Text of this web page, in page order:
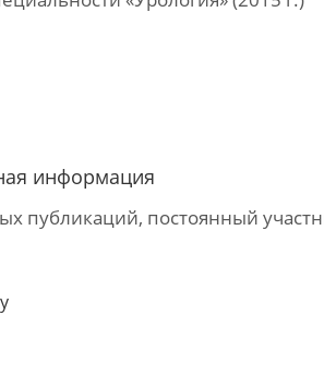
информация
публикаций, постоянный